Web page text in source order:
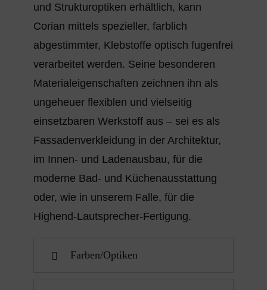
und Strukturoptiken erhältlich, kann
Corian mittels spezieller, farblich
abgestimmter, Klebstoffe optisch fugenfrei
verarbeitet werden. Seine besonderen
Materialeigenschaften zeichnen ihn als
ungeheuer flexiblen und vielseitig
einsetzbaren Werkstoff aus – sei es als
Fassadenverkleidung in der Architektur,
im Innen- und Ladenausbau, für die
moderne Bad- und Küchenausstattung
oder, wie in unserem Falle, für die
Highend-Lautsprecher-Fertigung.
Farben/Optiken